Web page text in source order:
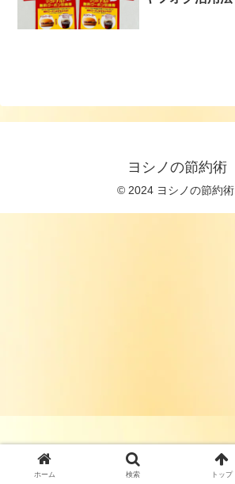
ヨシノの節約術
© 2024 ヨシノの節約術.
ホーム 検索 トップ